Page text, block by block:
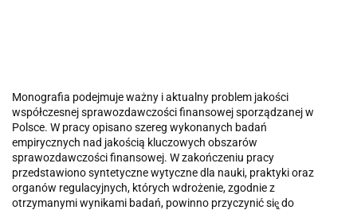
Monografia podejmuje ważny i aktualny problem jakości
współczesnej sprawozdawczości finansowej sporządzanej w
Polsce. W pracy opisano szereg wykonanych badań
empirycznych nad jakością kluczowych obszarów
sprawozdawczości finansowej. W zakończeniu pracy
przedstawiono syntetyczne wytyczne dla nauki, praktyki oraz
organów regulacyjnych, których wdrożenie, zgodnie z
otrzymanymi wynikami badań, powinno przyczynić się̨ do